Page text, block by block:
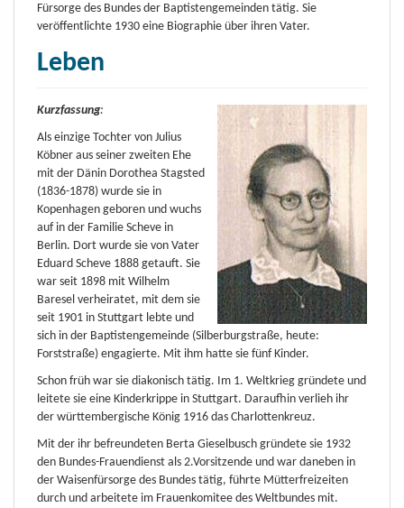
Fürsorge des Bundes der Baptistengemeinden tätig. Sie
veröffentlichte 1930 eine Biographie über ihren Vater.
Leben
Kurzfassung:
Als einzige Tochter von Julius
Köbner aus seiner zweiten Ehe
mit der Dänin Dorothea Stagsted
(1836-1878) wurde sie in
Kopenhagen geboren und wuchs
auf in der Familie Scheve in
Berlin. Dort wurde sie von Vater
Eduard Scheve 1888 getauft. Sie
war seit 1898 mit Wilhelm
Baresel verheiratet, mit dem sie
seit 1901 in Stuttgart lebte und
sich in der Baptistengemeinde (Silberburgstraße, heute:
Forststraße) engagierte. Mit ihm hatte sie fünf Kinder.
Schon früh war sie diakonisch tätig. Im 1. Weltkrieg gründete und
leitete sie eine Kinderkrippe in Stuttgart. Daraufhin verlieh ihr
der württembergische König 1916 das Charlottenkreuz.
Mit der ihr befreundeten Berta Gieselbusch gründete sie 1932
den Bundes-Frauendienst als 2.Vorsitzende und war daneben in
der Waisenfürsorge des Bundes tätig, führte Mütterfreizeiten
durch und arbeitete im Frauenkomitee des Weltbundes mit.